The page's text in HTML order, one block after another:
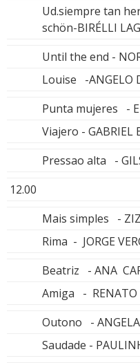
Ud.siempre tan
schön-BIRÉLLI
Until the end -
Louise -ANGELO
Punta mujeres -
Viajero - GABRIEL
Pressao alta -
12.00
Mais simples -
Rima - JORGE
Beatriz - ANA
Amiga - RENATO
Outono - ANGELA
Saudade -